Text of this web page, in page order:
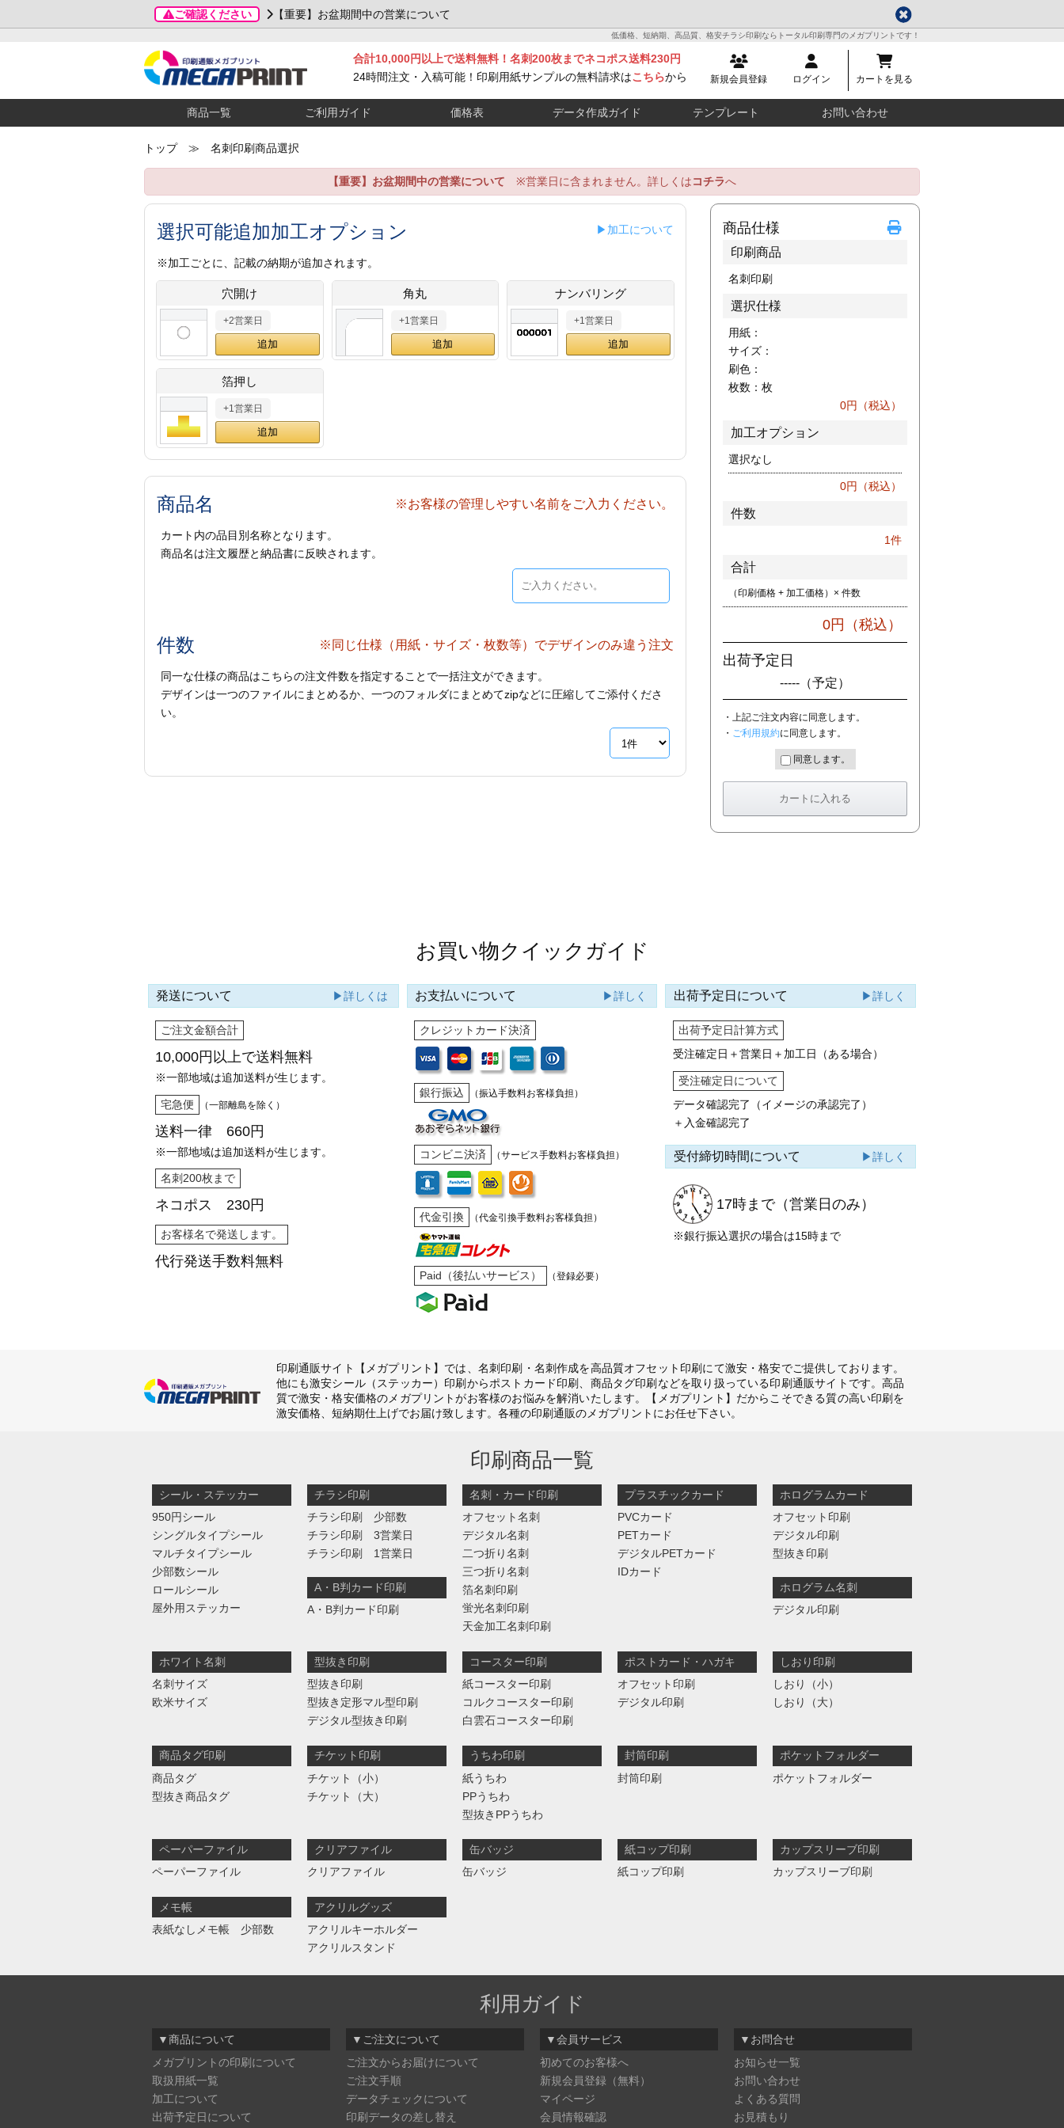
ご確認ください 【重要】お盆期間中の営業について
低価格、短納期、高品質、格安チラシ印刷ならトータル印刷専門のメガプリントです！
新規会員登録 ログイン カートを見る
合計10,000円以上で送料無料！名刺200枚までネコポス送料230円
24時間注文・入稿可能！印刷用紙サンプルの無料請求はこちらから
商品一覧 ご利用ガイド 価格表 データ作成ガイド テンプレート お問い合わせ
トップ≫ 名刺印刷商品選択
【重要】お盆期間中の営業について ※営業日に含まれません。詳しくはコチラへ
選択可能追加加工オプション ▶加工について
※加工ごとに、記載の納期が追加されます。
穴開け
+2営業日
角丸
+1営業日
ナンバリング
+1営業日
箔押し
+1営業日
商品名 ※お客様の管理しやすい名前をご入力ください。
カート内の品目別名称となります。
商品名は注文履歴と納品書に反映されます。
件数 ※同じ仕様（用紙・サイズ・枚数等）でデザインのみ違う注文
同一な仕様の商品はこちらの注文件数を指定することで一括注文ができます。
デザインは一つのファイルにまとめるか、一つのフォルダにまとめてzipなどに圧縮してご添付くださ
い。
商品仕様
印刷商品
名刺印刷
選択仕様
用紙：
サイズ：
刷色：
枚数： 枚
0円（税込）
加工オプション
選択なし
0円（税込）
件数
1件
合計
（印刷価格 + 加工価格）× 件数
0円（税込）
出荷予定日
----- （予定）
・上記ご注文内容に同意します。
・ ご利用規約に同意します。
同意します。
お買い物クイックガイド
発送について ▶詳しくは
ご注文金額合計
10,000円以上で送料無料
※一部地域は追加送料が生じます。
宅急便 （一部離島を除く）
送料一律 660円
※一部地域は追加送料が生じます。
名刺200枚まで
ネコポス 230円
お客様名で発送します。
代行発送手数料無料
お支払いについて ▶詳しく
クレジットカード決済
銀行振込 （振込手数料お客様負担）
コンビニ決済 （サービス手数料お客様負担）
代金引換 （代金引換手数料お客様負担）
Paid（後払いサービス） （登録必要）
出荷予定日について ▶詳しく
出荷予定日計算方式
受注確定日＋営業日＋加工日（ある場合）
受注確定日について
データ確認完了（イメージの承認完了）
＋入金確認完了
受付締切時間について ▶詳しく
17時まで（営業日のみ）
※銀行振込選択の場合は15時まで
印刷通販サイト【メガプリント】では、名刺印刷・名刺作成を高品質オフセット印刷にて激安・格安でご提供しております。
他にも激安シール（ステッカー）印刷からポストカード印刷、商品タグ印刷などを取り扱っている印刷通販サイトです。高品
質で激安・格安価格のメガプリントがお客様のお悩みを解消いたします。【メガプリント】だからこそできる質の高い印刷を
激安価格、短納期仕上げでお届け致します。各種の印刷通販のメガプリントにお任せ下さい。
印刷商品一覧
シール・ステッカー
950円シール
シングルタイプシール
マルチタイプシール
少部数シール
ロールシール
屋外用ステッカー
チラシ印刷
チラシ印刷 少部数
チラシ印刷 3営業日
チラシ印刷 1営業日
A・B判カード印刷
A・B判カード印刷
名刺・カード印刷
オフセット名刺
デジタル名刺
二つ折り名刺
三つ折り名刺
箔名刺印刷
蛍光名刺印刷
天金加工名刺印刷
プラスチックカード
PVCカード
PETカード
デジタルPETカード
IDカード
ホログラムカード
オフセット印刷
デジタル印刷
型抜き印刷
ホログラム名刺
デジタル印刷
ホワイト名刺
名刺サイズ
欧米サイズ
型抜き印刷
型抜き印刷
型抜き定形マル型印刷
デジタル型抜き印刷
コースター印刷
紙コースター印刷
コルクコースター印刷
白雲石コースター印刷
ポストカード・ハガキ
オフセット印刷
デジタル印刷
しおり印刷
しおり（小）
しおり（大）
商品タグ印刷
商品タグ
型抜き商品タグ
チケット印刷
チケット（小）
チケット（大）
うちわ印刷
紙うちわ
PPうちわ
型抜きPPうちわ
封筒印刷
封筒印刷
ポケットフォルダー
ポケットフォルダー
ペーパーファイル
ペーパーファイル
クリアファイル
クリアファイル
缶バッジ
缶バッジ
紙コップ印刷
紙コップ印刷
カップスリーブ印刷
カップスリーブ印刷
メモ帳
表紙なしメモ帳 少部数
アクリルグッズ
アクリルキーホルダー
アクリルスタンド
利用ガイド
▼商品について
メガプリントの印刷について
取扱用紙一覧
加工について
出荷予定日について
▼ご注文について
ご注文からお届けについて
ご注文手順
データチェックについて
印刷データの差し替え
▼会員サービス
初めてのお客様へ
新規会員登録（無料）
マイページ
会員情報確認
▼お問合せ
お知らせ一覧
お問い合わせ
よくある質問
お見積もり